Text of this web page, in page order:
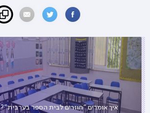
איך אומרים "חוזרים לבית הספר בערבית"?